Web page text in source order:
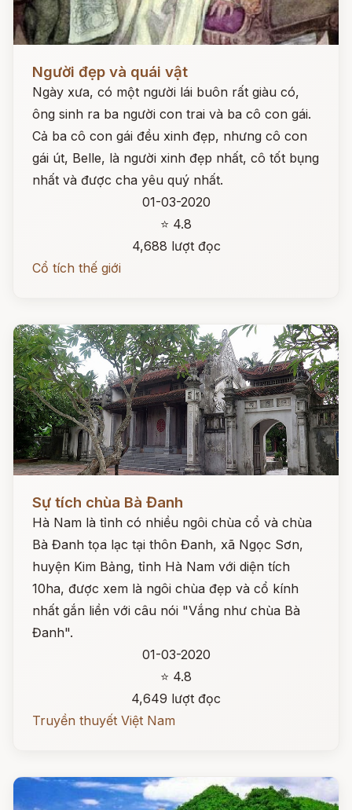
Người đẹp và quái vật
Ngày xưa, có một người lái buôn rất giàu có,
ông sinh ra ba người con trai và ba cô con gái.
Cả ba cô con gái đều xinh đẹp, nhưng cô con
gái út, Belle, là người xinh đẹp nhất, cô tốt bụng
nhất và được cha yêu quý nhất.
01-03-2020
⭐ 4.8
4,688 lượt đọc
Cổ tích thế giới
Sự tích chùa Bà Đanh
Hà Nam là tỉnh có nhiều ngôi chùa cổ và chùa
Bà Đanh tọa lạc tại thôn Đanh, xã Ngọc Sơn,
huyện Kim Bảng, tỉnh Hà Nam với diện tích
10ha, được xem là ngôi chùa đẹp và cổ kính
nhất gắn liền với câu nói "Vắng như chùa Bà
Đanh".
01-03-2020
⭐ 4.8
4,649 lượt đọc
Truyền thuyết Việt Nam